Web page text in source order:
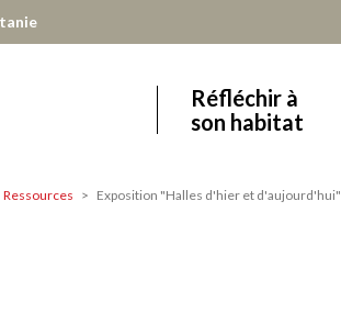
Main
Réfléchir à
son habitat
Ressources Exposition "Halles d'hier et d'aujourd'hui"